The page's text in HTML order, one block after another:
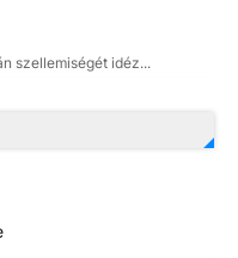
szellemiségét idéz...